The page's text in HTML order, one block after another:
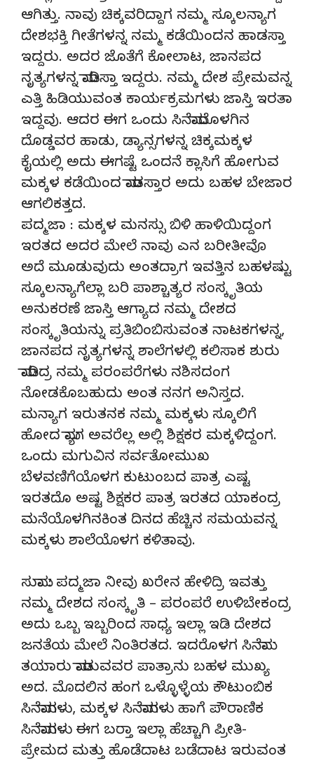
ಆಗಿತ್ತು. ನಾವು ಚಿಕ್ಕವರಿದ್ದಾಗ ನಮ್ಮ ಸ್ಕೂಲನ್ಯಾಗ
ದೇಶಭಕ್ತಿ ಗೀತೆಗಳನ್ನ ನಮ್ಮ ಕಡೆಯಿಂದನ ಹಾಡಸ್ತಾ
ಇದ್ದರು. ಅದರ ಜೊತೆಗೆ ಕೋಲಾಟ, ಜಾನಪದ
ನೃತ್ಯಗಳನ್ನ ಮಾಡಿಸ್ತಾ ಇದ್ದರು. ನಮ್ಮ ದೇಶ ಪ್ರೇಮವನ್ನ
ಎತ್ತಿ ಹಿಡಿಯುವಂತ ಕಾರ್ಯಕ್ರಮಗಳು ಜಾಸ್ತಿ ಇರತಾ
ಇದ್ದವು. ಆದರ ಈಗ ಒಂದು ಸಿನೆಮಾದೊಳಗಿನ
ದೊಡ್ಡವರ ಹಾಡು, ಡ್ಯಾನ್ಸಗಳನ್ನ ಚಿಕ್ಕಮಕ್ಕಳ
ಕೈಯಲ್ಲಿ ಅದು ಈಗಷ್ಟೆ ಒಂದನೆ ಕ್ಲಾಸಿಗೆ ಹೋಗುವ
ಮಕ್ಕಳ ಕಡೆಯಿಂದ ಮಾಡಸ್ತಾರ ಅದು ಬಹಳ ಬೇಜಾರ
ಆಗಲಿಕತ್ತದ.
ಪದ್ಮಜಾ : ಮಕ್ಕಳ ಮನಸ್ಸು ಬಿಳಿ ಹಾಳಿಯಿದ್ದಂಗ
ಇರತದ ಅದರ ಮೇಲೆ ನಾವು ಎನ ಬರೀತೀವೊ
ಅದೆ ಮೂಡುವುದು ಅಂತದ್ರಾಗ ಇವತ್ತಿನ ಬಹಳಷ್ಟು
ಸ್ಕೂಲನ್ಯಾಗೆಲ್ಲಾ ಬರಿ ಪಾಶ್ಚಾತ್ಯರ ಸಂಸ್ಕೃತಿಯ
ಅನುಕರಣೆ ಜಾಸ್ತಿ ಆಗ್ಯಾದ ನಮ್ಮ ದೇಶದ
ಸಂಸ್ಕೃತಿಯನ್ನು ಪ್ರತಿಬಿಂಬಿಸುವಂತ ನಾಟಕಗಳನ್ನ,
ಜಾನಪದ ನೃತ್ಯಗಳನ್ನ ಶಾಲೆಗಳಲ್ಲಿ ಕಲಿಸಾಕ ಶುರು
ಮಾಡಿದ್ರ ನಮ್ಮ ಪರಂಪರೆಗಳು ನಶಿಸದಂಗ
ನೋಡಕೊಬಹುದು ಅಂತ ನನಗ ಅನಿಸ್ತದ.
ಮನ್ಯಾಗ ಇರುತನಕ ನಮ್ಮ ಮಕ್ಕಳು ಸ್ಕೂಲಿಗೆ
ಹೋದ ಮ್ಯಾಗ ಅವರೆಲ್ಲ ಅಲ್ಲಿ ಶಿಕ್ಷಕರ ಮಕ್ಕಳಿದ್ದಂಗ.
ಒಂದು ಮಗುವಿನ ಸರ್ವತೋಮುಖ
ಬೆಳವಣಿಗೆಯೊಳಗ ಕುಟುಂಬದ ಪಾತ್ರ ಎಷ್ಟ
ಇರತದೊ ಅಷ್ಟ ಶಿಕ್ಷಕರ ಪಾತ್ರ ಇರತದ ಯಾಕಂದ್ರ
ಮನೆಯೊಳಗಿನಕಿಂತ ದಿನದ ಹೆಚ್ಚಿನ ಸಮಯವನ್ನ
ಮಕ್ಕಳು ಶಾಲೆಯೊಳಗ ಕಳಿತಾವು.
ಸುಮಾ : ಪದ್ಮಜಾ ನೀವು ಖರೇನ ಹೇಳಿದ್ರಿ ಇವತ್ತು
ನಮ್ಮ ದೇಶದ ಸಂಸ್ಕೃತಿ – ಪರಂಪರೆ ಉಳಿಬೇಕಂದ್ರ
ಅದು ಒಬ್ಬ ಇಬ್ಬರಿಂದ ಸಾಧ್ಯ ಇಲ್ಲಾ ಇಡಿ ದೇಶದ
ಜನತೆಯ ಮೇಲೆ ನಿಂತಿರತದ. ಇದರೊಳಗ ಸಿನೆಮಾ
ತಯಾರು ಮಾಡುವವರ ಪಾತ್ರಾನು ಬಹಳ ಮುಖ್ಯ
ಅದ. ಮೊದಲಿನ ಹಂಗ ಒಳ್ಳೊಳ್ಳೆಯ ಕೌಟುಂಬಿಕ
ಸಿನೆಮಾಗಳು, ಮಕ್ಕಳ ಸಿನೆಮಾಗಳು ಹಾಗೆ ಪೌರಾಣಿಕ
ಸಿನೆಮಾಗಳು ಈಗ ಬರ್‍ತಾ ಇಲ್ಲಾ ಹೆಚ್ಚಾಗಿ ಪ್ರೀತಿ-
ಪ್ರೇಮದ ಮತ್ತು ಹೊಡೆದಾಟ ಬಡೆದಾಟ ಇರುವಂತ